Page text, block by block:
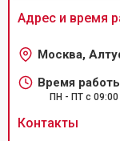
Адрес и время
Москва,
Время
ПН - ПТ с
Контакты